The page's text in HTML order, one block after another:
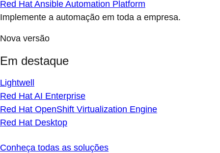
Red Hat Ansible Automation Platform
Implemente a automação em toda a empresa.
Nova versão
Em destaque
Lightwell
Red Hat AI Enterprise
Red Hat OpenShift Virtualization Engine
Red Hat Desktop
Conheça todas as soluções